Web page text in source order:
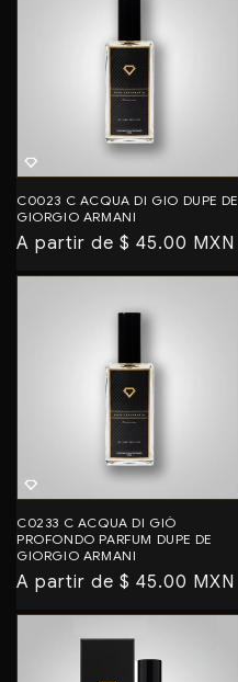
n
:
C0023 C ACQUA DI GIO DUPE DE
GIORGIO ARMANI
Precio
habitual
A partir de $ 45.00 MXN
C0233 C ACQUA DI GIÒ
PROFONDO PARFUM DUPE DE
GIORGIO ARMANI
Precio
habitual
A partir de $ 45.00 MXN